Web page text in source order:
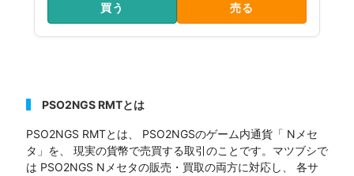
買う 売る
PSO2NGS RMTとは
PSO2NGS RMTとは、 PSO2NGSのゲーム内通貨「 Nメセ
タ」を、 現実の貨幣で売買する取引のことです。マツブシで
は PSO2NGS Nメセタの販売・買取の両方に対応し、 各サ